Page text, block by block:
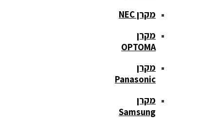
מקרן NEC
מקרן
OPTOMA
מקרן
Panasonic
מקרן
Samsung